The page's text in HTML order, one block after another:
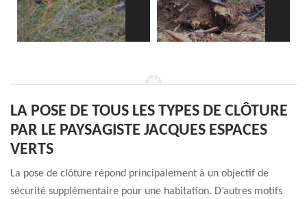
LA POSE DE TOUS LES TYPES DE CLÔTURE
PAR LE PAYSAGISTE JACQUES ESPACES
VERTS
La pose de clôture répond principalement à un objectif de
sécurité supplémentaire pour une habitation. D’autres motifs